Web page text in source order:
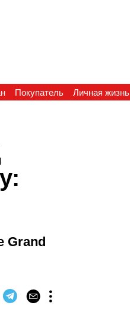
Покупатель Личная жизнь
Grand